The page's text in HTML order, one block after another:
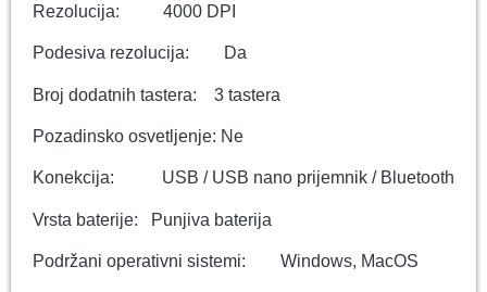
Rezolucija: 4000 DPI
Podesiva rezolucija: Da
Broj dodatnih tastera: 3 tastera
Pozadinsko osvetljenje: Ne
Konekcija: USB / USB nano prijemnik / Bluetooth
Vrsta baterije: Punjiva baterija
Podržani operativni sistemi: Windows, MacOS